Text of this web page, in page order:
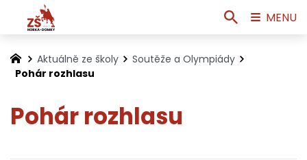
Aktuálně ze školy
Soutěže a Olympiády
Pohár rozhlasu
Pohár rozhlasu
MENU